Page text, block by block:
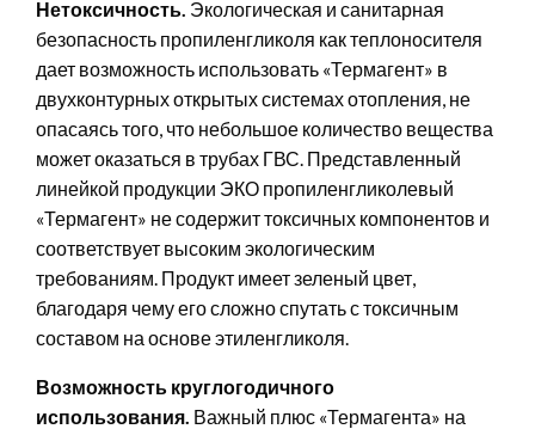
Нетоксичность. Экологическая и санитарная
безопасность пропиленгликоля как теплоносителя
дает возможность использовать «Термагент» в
двухконтурных открытых системах отопления, не
опасаясь того, что небольшое количество вещества
может оказаться в трубах ГВС. Представленный
линейкой продукции ЭКО пропиленгликолевый
«Термагент» не содержит токсичных компонентов и
соответствует высоким экологическим
требованиям. Продукт имеет зеленый цвет,
благодаря чему его сложно спутать с токсичным
составом на основе этиленгликоля.
Возможность круглогодичного
использования. Важный плюс «Термагента» на